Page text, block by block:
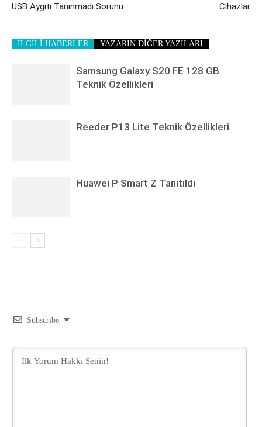
USB Aygıtı Tanınmadı Sorunu
Cihazlar
İLGİLİ HABERLER YAZARIN DİĞER YAZILARI
Samsung Galaxy S20 FE 128 GB
Teknik Özellikleri
Reeder P13 Lite Teknik Özellikleri
Huawei P Smart Z Tanıtıldı
Subscribe